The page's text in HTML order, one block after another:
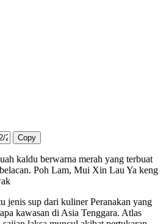
Copy
kaldu berwarna merah yang terbuat
Poh Lam, Mui Xin Lau Ya keng
jenis sup dari kuliner Peranakan yang
kawasan di Asia Tenggara. Atlas